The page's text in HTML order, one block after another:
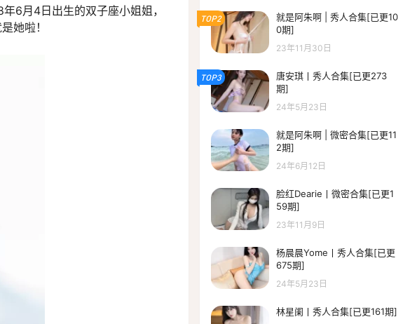
6月4日出生的双子座小姐姐，
她啦！
TOP2
就是阿朱啊 | 秀人合集[已更10
0期]
23年11月30日
TOP3
唐安琪丨秀人合集[已更273
期]
24年5月23日
就是阿朱啊 | 微密合集[已更11
2期]
24年6月12日
脸红Dearie丨微密合集[已更1
59期]
23年11月9日
杨晨晨Yome丨秀人合集[已更
675期]
24年5月23日
林星阑丨秀人合集[已更161期]